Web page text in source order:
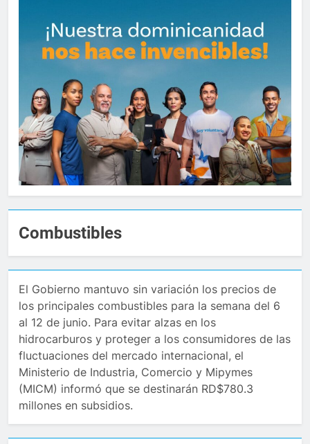
Combustibles
El Gobierno mantuvo sin variación los precios de
los principales combustibles para la semana del 6
al 12 de junio. Para evitar alzas en los
hidrocarburos y proteger a los consumidores de las
fluctuaciones del mercado internacional, el
Ministerio de Industria, Comercio y Mipymes
(MICM) informó que se destinarán RD$780.3
millones en subsidios.